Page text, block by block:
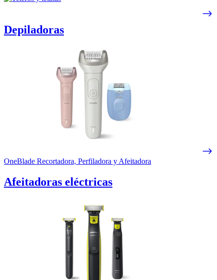
Depiladoras
OneBlade Recortadora, Perfiladora y Afeitadora
Afeitadoras eléctricas